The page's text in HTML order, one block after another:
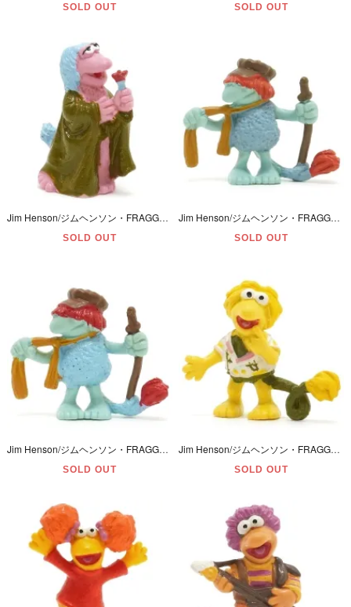
SOLD OUT SOLD OUT
Jim Henson/ジムヘンソン・FRAGGLE ROCK/フラグルロック・Schleich/シュライヒ・PVC Figure/フィギュア 「MOKEY/モーキー」 1983年・西ドイツ
SOLD OUT
Jim Henson/ジムヘンソン・FRAGGLE ROCK/フラグルロック・Schleich/シュライヒ・PVC Figure/フィギュア 「BOOBER/ブーバー・橙」 1983年・西ドイツ
SOLD OUT
Jim Henson/ジムヘンソン・FRAGGLE ROCK/フラグルロック・Schleich/シュライヒ・PVC Figure/フィギュア 「BOOBER/ブーバー・赤」 1983年・西ドイツ
SOLD OUT
Jim Henson/ジムヘンソン・FRAGGLE ROCK/フラグルロック・Schleich/シュライヒ・PVC Figure/フィギュア 「WEMBLEY/ウェンブリー」 1983年・西ドイツ
SOLD OUT